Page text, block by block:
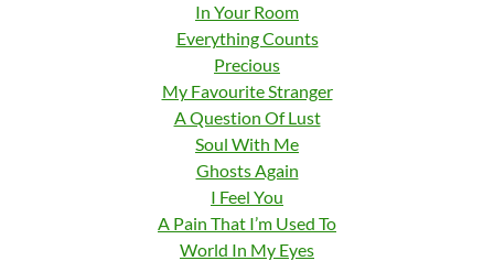
In Your Room
Everything Counts
Precious
My Favourite Stranger
A Question Of Lust
Soul With Me
Ghosts Again
I Feel You
A Pain That I’m Used To
World In My Eyes